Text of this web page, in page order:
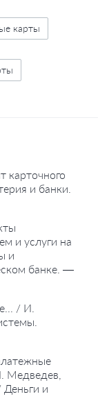
карты
и банки.
и услуги на
и
банке. —
/ И.
Медведев,
и